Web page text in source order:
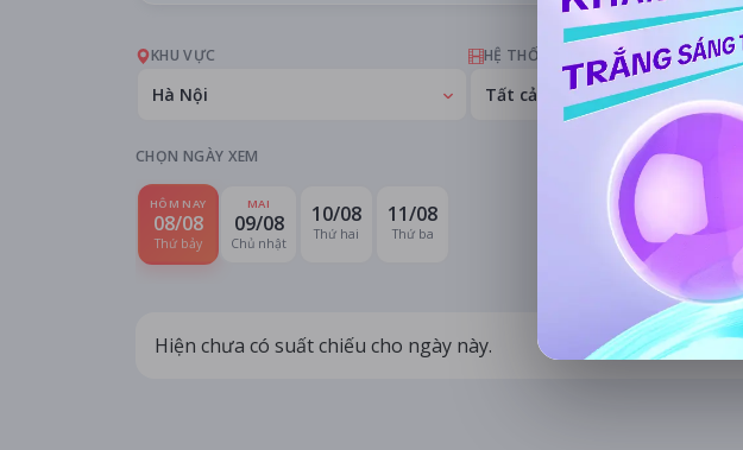
KHU VỰC
Hà Nội
HỆ THỐNG RẠP
Tất cả hệ thống
CHỌN NGÀY XEM
HÔM NAY
08/08
Thứ bảy
MAI
09/08
Chủ nhật
10/08
Thứ hai
11/08
Thứ ba
Hiện chưa có suất chiếu cho ngày này.